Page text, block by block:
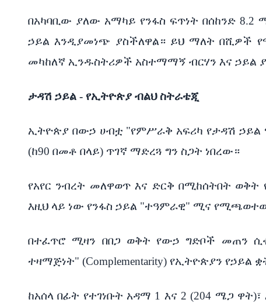
በአካባቢው ያለው አማካይ የንፋስ ፍጥነት በሰከንድ
ኃይል እንዲያመነጭ ያስችለዋል። ይህ ማለት በሺዎች
መካከለኛ ኢንዱስትሪዎች አስተማማኝ ብርሃን እና ኃይል
ታዳሽ ኃይል - የኢትዮጵያ ብልህ ስትራቴጂ
ኢትዮጵያ በውኃ ሀብቷ "የምሥራቅ አፍሪካ የታዳሽ
(ከ90 በመቶ በላይ) ጥገኛ ማድረጓ ግን ስጋት ነበረው።
የአየር ንብረት መለዋወጥ እና ድርቅ በሚከሰትበት
እዚህ ላይ ነው የንፋስ ኃይል "ተዓምራዊ" ሚና
በተፈጥሮ ሚዛን በበጋ ወቅት የውኃ ግድቦች መጠን
ተዛማጅነት" (Complementarity) የኢትዮጵያን የኃይል
ከአሰላ በፊት የተገነቡት አዳማ 1 እና 2 (204 ሜጋ